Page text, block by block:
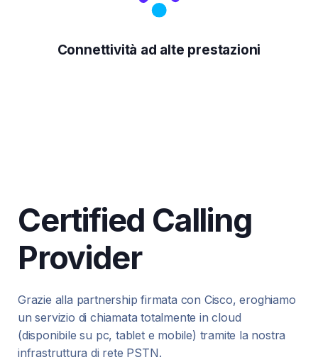
Connettività ad alte prestazioni
Certified Calling
Provider
Grazie alla partnership firmata con Cisco, eroghiamo
un servizio di chiamata totalmente in cloud
(disponibile su pc, tablet e mobile) tramite la nostra
infrastruttura di rete PSTN.